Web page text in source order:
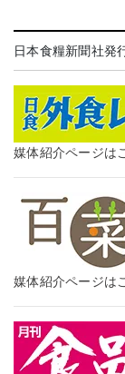
日本食糧新聞社発
媒体紹介ページは
媒体紹介ページは